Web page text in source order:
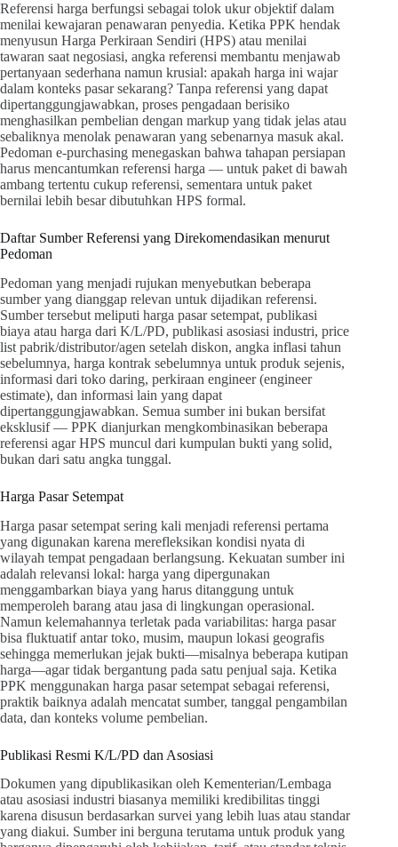
Referensi harga berfungsi sebagai tolok ukur objektif dalam
menilai kewajaran penawaran penyedia. Ketika PPK hendak
menyusun Harga Perkiraan Sendiri (HPS) atau menilai
tawaran saat negosiasi, angka referensi membantu menjawab
pertanyaan sederhana namun krusial: apakah harga ini wajar
dalam konteks pasar sekarang? Tanpa referensi yang dapat
dipertanggungjawabkan, proses pengadaan berisiko
menghasilkan pembelian dengan markup yang tidak jelas atau
sebaliknya menolak penawaran yang sebenarnya masuk akal.
Pedoman e-purchasing menegaskan bahwa tahapan persiapan
harus mencantumkan referensi harga — untuk paket di bawah
ambang tertentu cukup referensi, sementara untuk paket
bernilai lebih besar dibutuhkan HPS formal.
Daftar Sumber Referensi yang Direkomendasikan menurut
Pedoman
Pedoman yang menjadi rujukan menyebutkan beberapa
sumber yang dianggap relevan untuk dijadikan referensi.
Sumber tersebut meliputi harga pasar setempat, publikasi
biaya atau harga dari K/L/PD, publikasi asosiasi industri, price
list pabrik/distributor/agen setelah diskon, angka inflasi tahun
sebelumnya, harga kontrak sebelumnya untuk produk sejenis,
informasi dari toko daring, perkiraan engineer (engineer
estimate), dan informasi lain yang dapat
dipertanggungjawabkan. Semua sumber ini bukan bersifat
eksklusif — PPK dianjurkan mengkombinasikan beberapa
referensi agar HPS muncul dari kumpulan bukti yang solid,
bukan dari satu angka tunggal.
Harga Pasar Setempat
Harga pasar setempat sering kali menjadi referensi pertama
yang digunakan karena merefleksikan kondisi nyata di
wilayah tempat pengadaan berlangsung. Kekuatan sumber ini
adalah relevansi lokal: harga yang dipergunakan
menggambarkan biaya yang harus ditanggung untuk
memperoleh barang atau jasa di lingkungan operasional.
Namun kelemahannya terletak pada variabilitas: harga pasar
bisa fluktuatif antar toko, musim, maupun lokasi geografis
sehingga memerlukan jejak bukti—misalnya beberapa kutipan
harga—agar tidak bergantung pada satu penjual saja. Ketika
PPK menggunakan harga pasar setempat sebagai referensi,
praktik baiknya adalah mencatat sumber, tanggal pengambilan
data, dan konteks volume pembelian.
Publikasi Resmi K/L/PD dan Asosiasi
Dokumen yang dipublikasikan oleh Kementerian/Lembaga
atau asosiasi industri biasanya memiliki kredibilitas tinggi
karena disusun berdasarkan survei yang lebih luas atau standar
yang diakui. Sumber ini berguna terutama untuk produk yang